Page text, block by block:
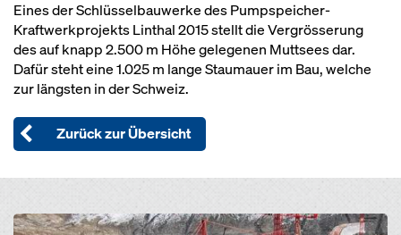
Eines der Schlüsselbauwerke des Pumpspeicher-
Kraftwerkprojekts Linthal 2015 stellt die Vergrösserung
des auf knapp 2.500 m Höhe gelegenen Muttsees dar.
Dafür steht eine 1.025 m lange Staumauer im Bau, welche
zur längsten in der Schweiz.
Zurück zur Übersicht
Open